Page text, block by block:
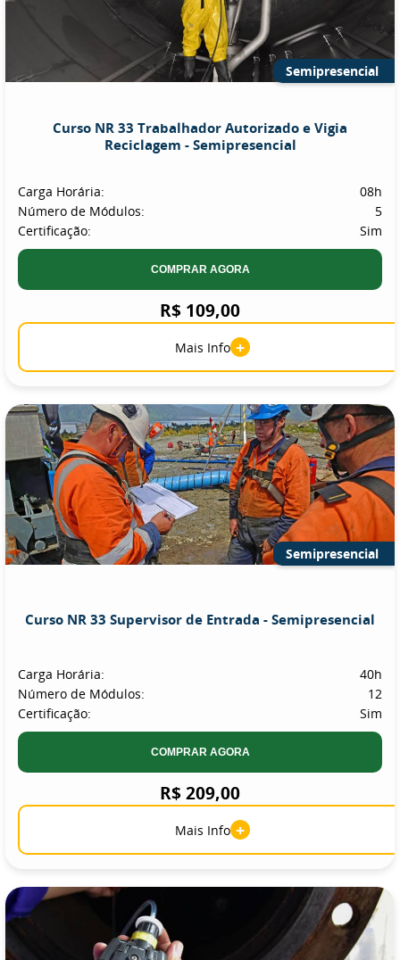
Semipresencial
Curso NR 33 Trabalhador Autorizado e Vigia
Reciclagem - Semipresencial
Carga Horária:
08h
Número de Módulos:
5
Certificação:
Sim
COMPRAR AGORA
R$ 109,00
Mais Info +
Semipresencial
Curso NR 33 Supervisor de Entrada - Semipresencial
Carga Horária:
40h
Número de Módulos:
12
Certificação:
Sim
COMPRAR AGORA
R$ 209,00
Mais Info +